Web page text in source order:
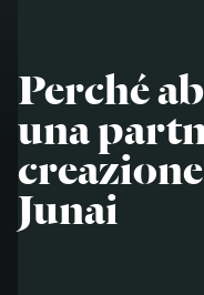
Perché
una
Junai